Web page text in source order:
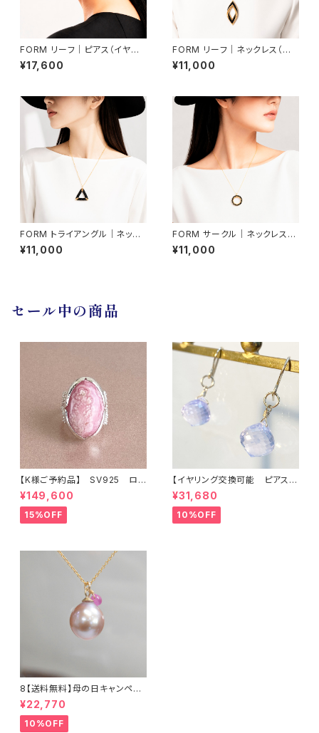
FORM リーフ｜ピアス（イヤリ
ング交換可）
¥17,600
FORM リーフ｜ネックレス（ネッ
クレス取り外し可能）
¥11,000
FORM トライアングル｜ネック
レス（ネックレス取り外し可能）
¥11,000
FORM サークル｜ネックレス
（ネックレス取り外し可能）
¥11,000
セール中の商品
【K様ご予約品】 SV925 ロ
ードクロサイト インカロー
ズ リング
¥149,600
15%OFF
【イヤリング交換可能 ピアス】
アメシスティンクォーツ
¥31,680
10%OFF
8【送料無料】母の日キャンペー
ン 淡水真珠とサファイアのネッ
クレス14KGF / TWINKLE
¥22,770
10%OFF